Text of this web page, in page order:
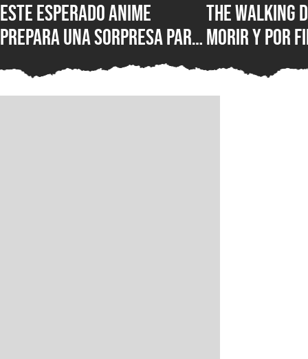
Este esperado anime
prepara una sorpresa para
septiembre y los fans de
Kaiju No. 8 querrán verla
The Walking
morir y por
conocer la
lanzamiento